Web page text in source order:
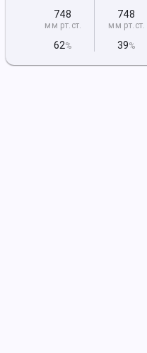
748
мм рт.ст.
62%
748
мм рт.ст.
39%